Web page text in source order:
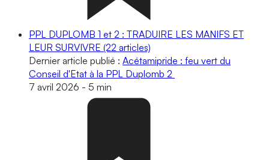
PPL DUPLOMB 1 et 2 : TRADUIRE LES MANIFS ET
LEUR SURVIVRE (22 articles)
Dernier article publié : Acétamipride : feu vert du
Conseil d'Etat à la PPL Duplomb 2
7 avril 2026 - 5 min